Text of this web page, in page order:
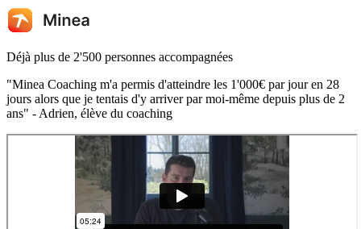
Déjà plus de 2'500 personnes accompagnées
"Minea Coaching m'a permis d'atteindre les 1'000€ par jour en 28
jours alors que je tentais d'y arriver par moi-même depuis plus de 2
ans" - Adrien, élève du coaching